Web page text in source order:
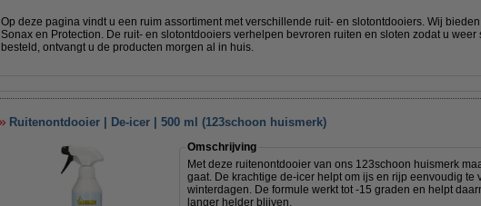
Op deze pagina vindt u een ruim assortiment met verschillende ruit- en slotontdooiers. Wij
Sonax en Protection. De ruit- en slotontdooiers verhelpen bevroren ruiten en sloten zodat u
besteld, ontvangt u de producten morgen al in huis.
Ruitenontdooier | De-icer | 500 ml (123schoon huismerk)
Omschrijving
Met deze ruitenontdooier van ons 123schoon huismerk
gaat. De krachtige de-icer helpt om ijs en rijp eenvoudig
winterdagen. De formule werkt tot -15 graden en helpt
langer helder blijven.